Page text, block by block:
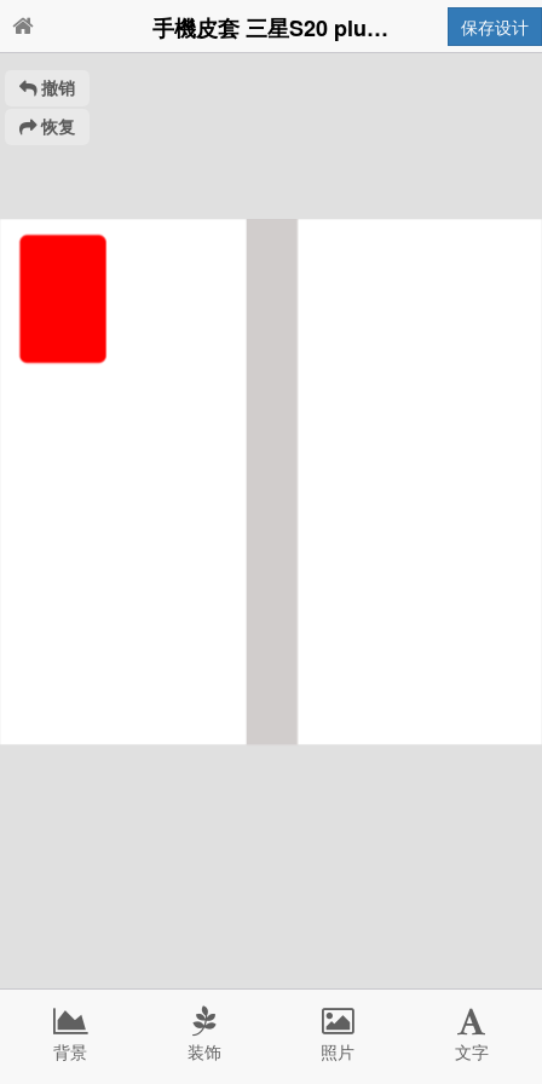
手機皮套 三星S20 plus 6.7吋 保存设计
撤销
恢复
背景 装饰 照片 文字